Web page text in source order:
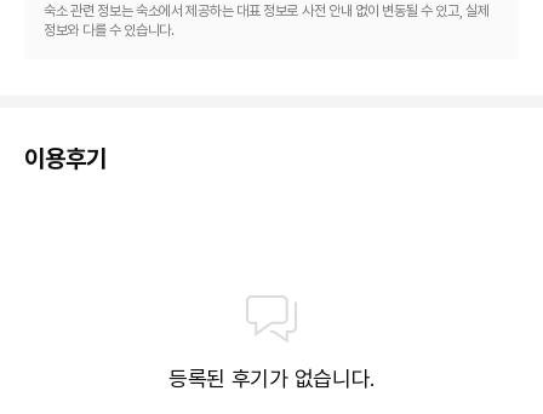
숙소 관련 정보는 숙소에서 제공하는 대표 정보로 사전 안내 없이 변동될 수 있고, 실제
정보와 다를 수 있습니다.
이용후기
등록된 후기가 없습니다.